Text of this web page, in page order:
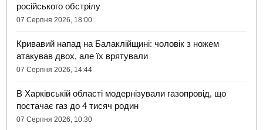
російського обстрілу
07 Серпня 2026, 18:00
Кривавий напад на Балаклійщині: чоловік з ножем
атакував двох, але їх врятували
07 Серпня 2026, 14:44
В Харківській області модернізували газопровід, що
постачає газ до 4 тисяч родин
07 Серпня 2026, 10:30